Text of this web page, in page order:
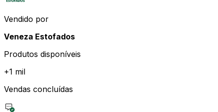
Vendido por
Veneza Estofados
Produtos disponíveis
+1 mil
Vendas concluídas